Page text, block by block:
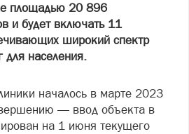
площадью 20 896
и будет включать 11
широкий спектр
для населения.
началось в марте 2023
— ввод объекта в
на 1 июня текущего